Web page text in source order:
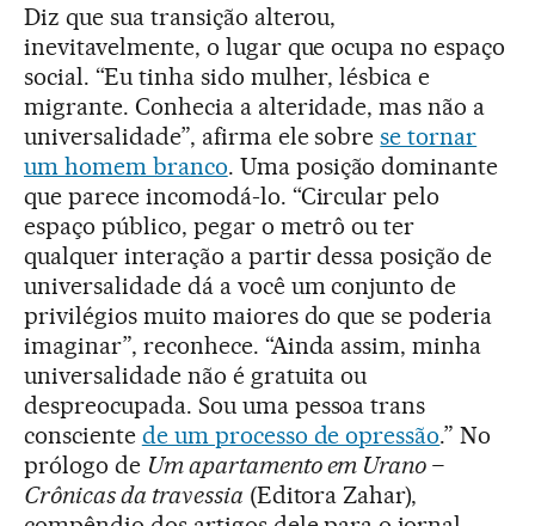
Diz que sua transição alterou,
inevitavelmente, o lugar que ocupa no espaço
social. “Eu tinha sido mulher, lésbica e
migrante. Conhecia a alteridade, mas não a
universalidade”, afirma ele sobrese tornar
um homem branco. Uma posição dominante
que parece incomodá-lo. “Circular pelo
espaço público, pegar o metrô ou ter
qualquer interação a partir dessa posição de
universalidade dá a você um conjunto de
privilégios muito maiores do que se poderia
imaginar”, reconhece. “Ainda assim, minha
universalidade não é gratuita ou
despreocupada. Sou uma pessoa trans
consciente de um processo de opressão.” No
prólogo de Um apartamento em Urano –
Crônicas da travessia (Editora Zahar),